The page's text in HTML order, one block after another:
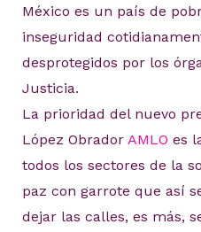
México es un país de
inseguridad
desprotegidos por los
Justicia.
La prioridad del nuevo
López Obrador AMLO es
todos los sectores de la
paz con garrote que así
dejar las calles, es más,